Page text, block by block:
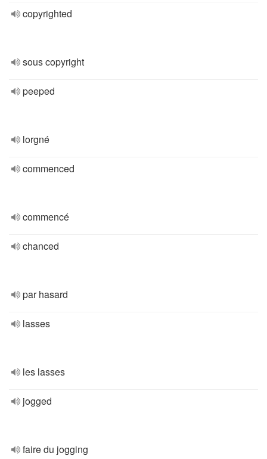
copyrighted
sous copyright
peeped
lorgné
commenced
commencé
chanced
par hasard
lasses
les lasses
jogged
faire du jogging